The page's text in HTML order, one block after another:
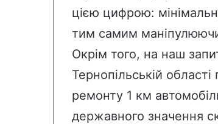
цією цифрою:
тим самим
Окрім того, на наш
Тернопільській
ремонту 1 км
державного значення